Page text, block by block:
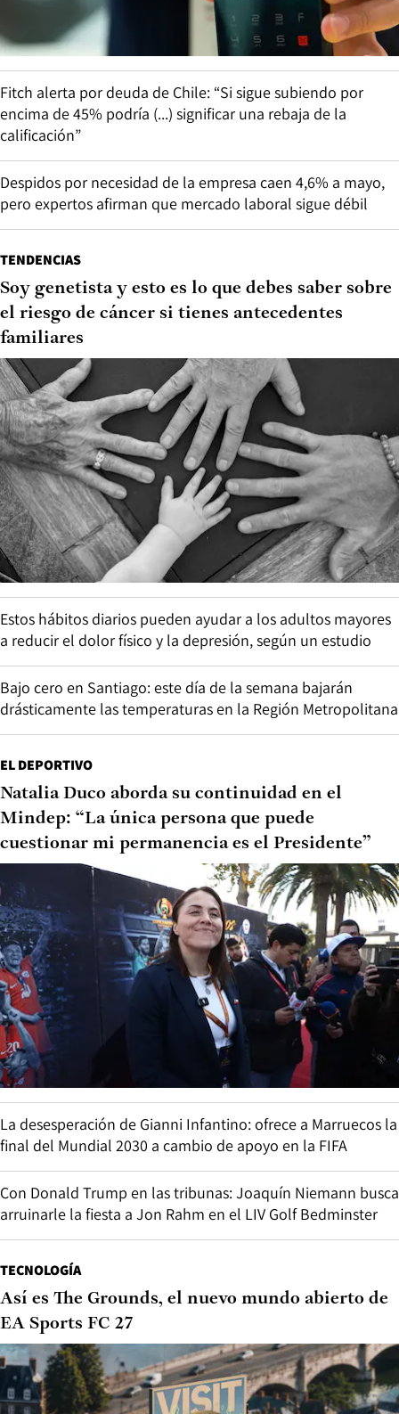
Fitch alerta por deuda de Chile: “Si sigue subiendo por
encima de 45% podría (...) significar una rebaja de la
calificación”
Despidos por necesidad de la empresa caen 4,6% a mayo,
pero expertos afirman que mercado laboral sigue débil
TENDENCIAS
Soy genetista y esto es lo que debes saber sobre
el riesgo de cáncer si tienes antecedentes
familiares
Estos hábitos diarios pueden ayudar a los adultos mayores
a reducir el dolor físico y la depresión, según un estudio
Bajo cero en Santiago: este día de la semana bajarán
drásticamente las temperaturas en la Región Metropolitana
EL DEPORTIVO
Natalia Duco aborda su continuidad en el
Mindep: “La única persona que puede
cuestionar mi permanencia es el Presidente”
La desesperación de Gianni Infantino: ofrece a Marruecos la
final del Mundial 2030 a cambio de apoyo en la FIFA
Con Donald Trump en las tribunas: Joaquín Niemann busca
arruinarle la fiesta a Jon Rahm en el LIV Golf Bedminster
TECNOLOGÍA
Así es The Grounds, el nuevo mundo abierto de
EA Sports FC 27